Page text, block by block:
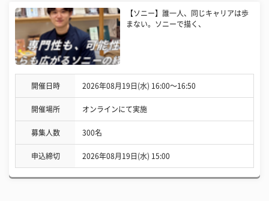
【ソニー】誰一人、同じキャリアは歩
まない。ソニーで描く、
開催日時 2026年08月19日(水) 16:00〜16:50
開催場所 オンラインにて実施
募集人数 300名
申込締切 2026年08月19日(水) 15:00